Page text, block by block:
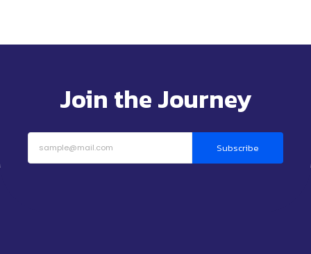
Join the Journey
Subscribe